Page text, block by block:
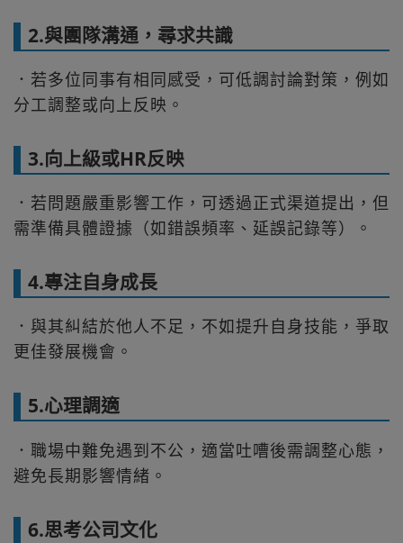
2.與團隊溝通，尋求共識
．若多位同事有相同感受，可低調討論對策，例如
分工調整或向上反映。
3.向上級或HR反映
．若問題嚴重影響工作，可透過正式渠道提出，但
需準備具體證據（如錯誤頻率、延誤記錄等）。
4.專注自身成長
．與其糾結於他人不足，不如提升自身技能，爭取
更佳發展機會。
5.心理調適
．職場中難免遇到不公，適當吐嘈後需調整心態，
避免長期影響情緒。
6.思考公司文化